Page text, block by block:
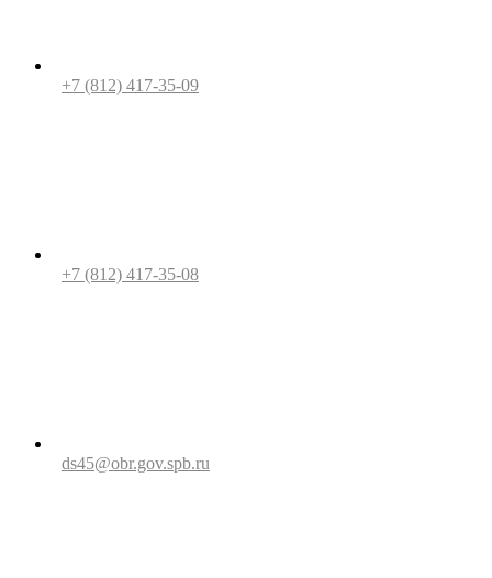
+7 (812) 417-35-09
+7 (812) 417-35-08
ds45@obr.gov.spb.ru